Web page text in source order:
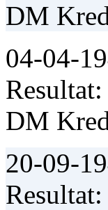
DM
04-04-
DM
20-09-